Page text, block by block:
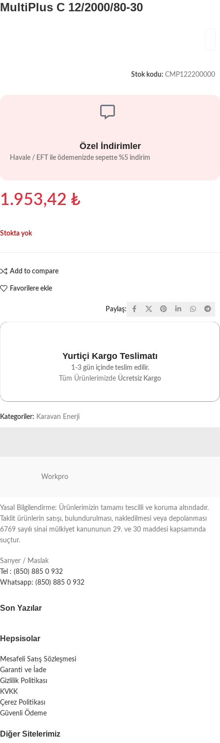
MultiPlus C 12/2000/80-30
Stok kodu: CMP122200000
Özel İndirimler
Havale / EFT ile ödemenizde sepette %5 indirim
1.953,42 ₺
Stokta yok
Add to compare
Favorilere ekle
Paylaş:
Yurtiçi Kargo Teslimatı
1-3 gün içinde teslim edilir.
Tüm Ürünlerimizde Ücretsiz Kargo
Kategoriler: Karavan Enerji
Workpro
Yasal Bilgilendirme: Ürünlerimizin tamamı tescilli ve koruma altındadır.
Taklit ürünlerin satışı, bulundurulması, nakledilmesi veya depolanması
6769 sayılı sinai mülkiyet kanununun 29. ve 30 maddesi kapsamında
suçtur.
Sarıyer / Maslak
Tel : (850) 885 0 932
Whatsapp: (850) 885 0 932
Son Yazılar
Hepsisolar
Mesafeli Satış Sözleşmesi
Garanti ve İade
Gizlilik Politikası
KVKK
Çerez Politikası
Güvenli Ödeme
Diğer Sitelerimiz